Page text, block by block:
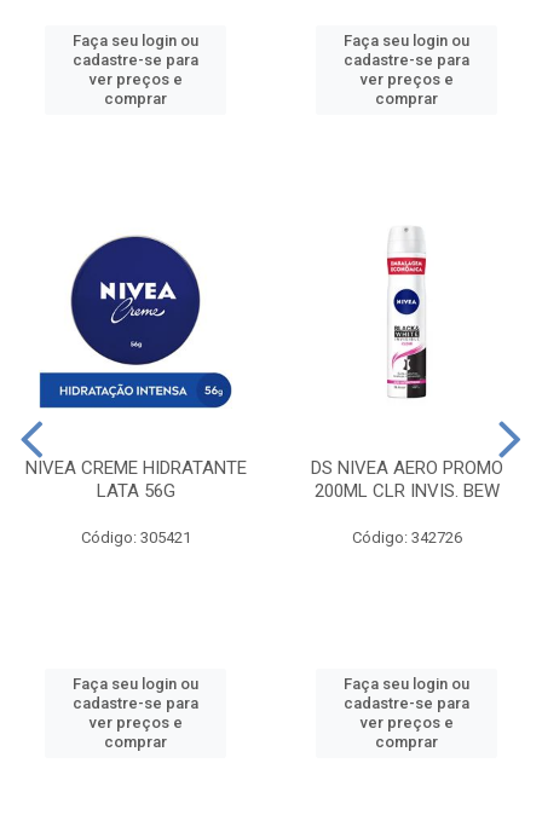
Faça seu login ou
cadastre-se para
ver preços e
comprar
Faça seu login ou
cadastre-se para
ver preços e
comprar
NIVEA CREME HIDRATANTE
LATA 56G
Código: 305421
Faça seu login ou
cadastre-se para
ver preços e
comprar
DS NIVEA AERO PROMO
200ML CLR INVIS. BEW
Código: 342726
Faça seu login ou
cadastre-se para
ver preços e
comprar